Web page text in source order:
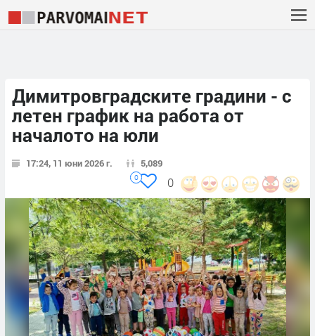
Димитровградските градини - с
летен график на работа от
началото на юли
17:24, 11 юни 2026 г. 5,089
0
0